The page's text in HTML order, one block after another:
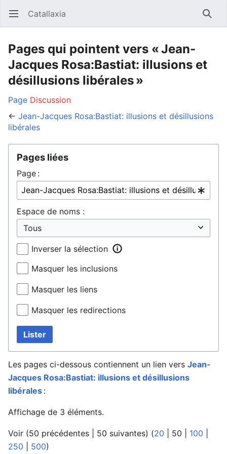
Ouvrir le menu principal Catallaxia
Pages qui pointent vers « Jean-
Jacques Rosa:Bastiat: illusions et
désillusions libérales »
Page Discussion
← Jean-Jacques Rosa:Bastiat: illusions et désillusions
libérales
Pages liées
Page :
Espace de noms :
Inverser la sélection
Masquer les inclusions
Masquer les liens
Masquer les redirections
Lister
Les pages ci-dessous contiennent un lien vers Jean-
Jacques Rosa:Bastiat: illusions et désillusions
libérales :
Affichage de 3 éléments.
Voir (50 précédentes 50 suivantes) (20 50 100
250
500)